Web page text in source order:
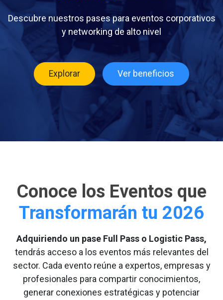
Descubre nuestros pases para eventos corporativos
y networking de alto nivel
Explorar Ver beneficios
Conoce los Eventos que
Transformarán tu 2026
Adquiriendo un pase Full Pass o Logistic Pass,
tendrás acceso a los eventos más relevantes del
sector. Cada evento reúne a expertos, empresas y
profesionales para compartir conocimientos,
generar conexiones estratégicas y potenciar